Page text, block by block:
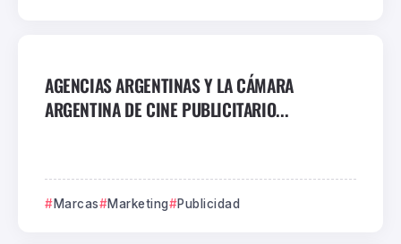
AGENCIAS ARGENTINAS Y LA CÁMARA
ARGENTINA DE CINE PUBLICITARIO...
Marcas Marketing Publicidad